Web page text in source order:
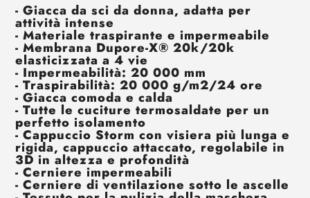
- Giacca da sci da donna, adatta per
attività intense
- Materiale traspirante e impermeabile
- Membrana Dupore-X® 20k/20k
elasticizzata a 4 vie
- Impermeabilità: 20 000 mm
- Traspirabilità: 20 000 g/m2/24 ore
- Giacca comoda e calda
- Tutte le cuciture termosaldate per un
perfetto isolamento
- Cappuccio Storm con visiera più lunga e
rigida, cappuccio attaccato, regolabile in
3D in altezza e profondità
- Cerniere impermeabili
- Cerniere di ventilazione sotto le ascelle